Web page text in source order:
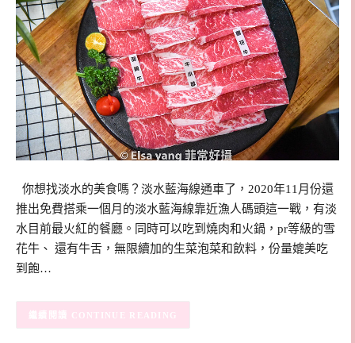
你想找淡水的美食嗎？淡水藍海線通車了，2020年11月份還
推出免費搭乘一個月的淡水藍海線靠近漁人碼頭這一戰，有淡
水目前最火紅的餐廳。同時可以吃到燒肉和火鍋，pr等級的雪
花牛、 還有牛舌，無限續加的生菜泡菜和飲料，份量媲美吃
到飽…
CONTINUE READING